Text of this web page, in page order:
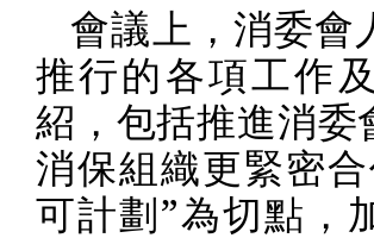
會議上，消委會
推行的各項工作
紹，包括推進消
消保組織更緊密
可計劃”為切點，